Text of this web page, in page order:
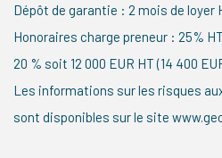
Dépôt de garantie : 2 mois de loyer
Honoraires charge preneur : 25%
20 % soit 12 000 EUR HT (14 400
Les informations sur les risques
sont disponibles sur le site